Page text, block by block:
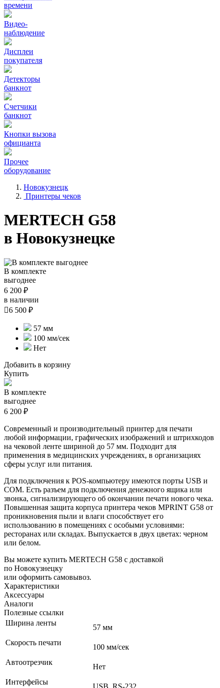
времени
Видео‑
наблюдение
Дисплеи
покупателя
Детекторы
банкнот
Счетчики
банкнот
Кнопки вызова
официанта
Прочее
оборудование
Новокузнецк
Принтеры чеков
MERTECH G58
в Новокузнецке
В комплекте
выгоднее
6 200 ₽
в наличии
6 500 ₽
57 мм
100 мм/сек
Нет
Добавить в корзину
Купить
В комплекте
выгоднее
6 200 ₽
Современный и производительный принтер для печати
любой информации, графических изображений и штрихкодов
на чековой ленте шириной до 57 мм. Подходит для
применения в медицинских учреждениях, в организациях
сферы услуг или питания.
Для подключения к POS-компьютеру имеются порты USB и
COM. Есть разъем для подключения денежного ящика или
звонка, сигнализирующего об окончании печати нового чека.
Повышенная защита корпуса принтера чеков MPRINT G58 от
проникновения пыли и влаги способствует его
использованию в помещениях с особыми условиями:
ресторанах или складах. Выпускается в двух цветах: черном
или белом.
Вы можете купить MERTECH G58 с доставкой
по Новокузнецку
или оформить самовывоз.
Характеристики
Аксессуары
Аналоги
Полезные ссылки
Ширина ленты
57 мм
Скорость печати
100 мм/сек
Автоотрезчик
Нет
Интерфейсы
USB, RS-232